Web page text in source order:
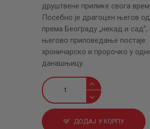
друштвене прилике свога
Посебно је драгоцен његов
према Београду „некад и сад”,
његово приповедање постаје
хроничарско и пророчко у
данашњицу.
Разни
списи
количина
ДОДАЈ У КОРПУ